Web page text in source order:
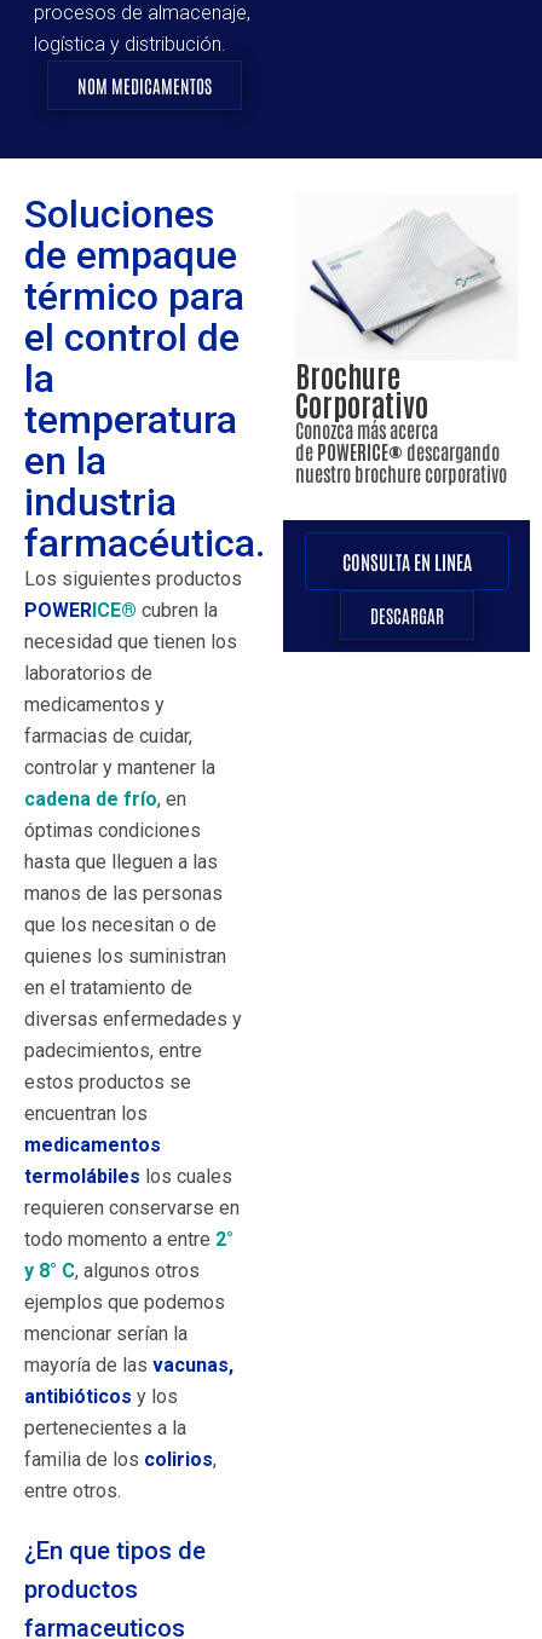
procesos de almacenaje,
logística y distribución.
NOM MEDICAMENTOS
Soluciones
de empaque
térmico para
el control de
la
temperatura
en la
industria
farmacéutica.
Los siguientes productos
POWERICE® cubren la
necesidad que tienen los
laboratorios de
medicamentos y
farmacias de cuidar,
controlar y mantener la
cadena de frío, en
óptimas condiciones
hasta que lleguen a las
manos de las personas
que los necesitan o de
quienes los suministran
en el tratamiento de
diversas enfermedades y
padecimientos, entre
estos productos se
encuentran los
medicamentos
termolábiles los cuales
requieren conservarse en
todo momento a entre 2°
y 8° C, algunos otros
ejemplos que podemos
mencionar serían la
mayoría de las vacunas,
antibióticos y los
pertenecientes a la
familia de los colirios,
entre otros.
¿En que tipos de
productos
farmaceuticos
Brochure
Corporativo
Conozca más acerca
de POWERICE® descargando
nuestro brochure corporativo
CONSULTA EN LINEA
DESCARGAR